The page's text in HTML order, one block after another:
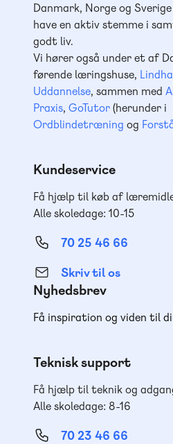
Danmark, Norge og
have en aktiv stemme i
godt liv.
Vi hører også under et af
førende læringshuse,
Uddannelse, sammen med
Praxis, GoTutor(herunder i
Ordblindetræning og
Kundeservice
Få hjælp til køb af
Alle skoledage: 10-15
70 25 46 66
Skriv til os
Nyhedsbrev
Få inspiration og viden til
Teknisk support
Få hjælp til teknik og
Alle skoledage: 8-16
70 23 46 66